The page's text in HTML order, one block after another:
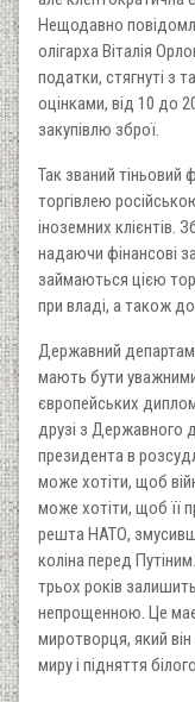
Нещодавно
олігарха Віталія
податки, стягнуті з
оцінками, від 10 до
закупівлю зброї.
Так званий
торгівлею
іноземних клієнтів.
надаючи фінансові
займаються цією
при владі, а також
Державний
мають бути
європейських
друзі з Державного
президента в
може хотіти, щоб
може хотіти, щоб її
решта НАТО,
коліна перед
трьох років
непрощенною. Це
миротворця, який
миру і підняття